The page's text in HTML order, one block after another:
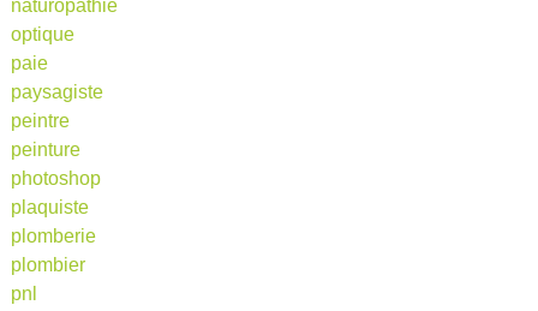
naturopathie
optique
paie
paysagiste
peintre
peinture
photoshop
plaquiste
plomberie
plombier
pnl